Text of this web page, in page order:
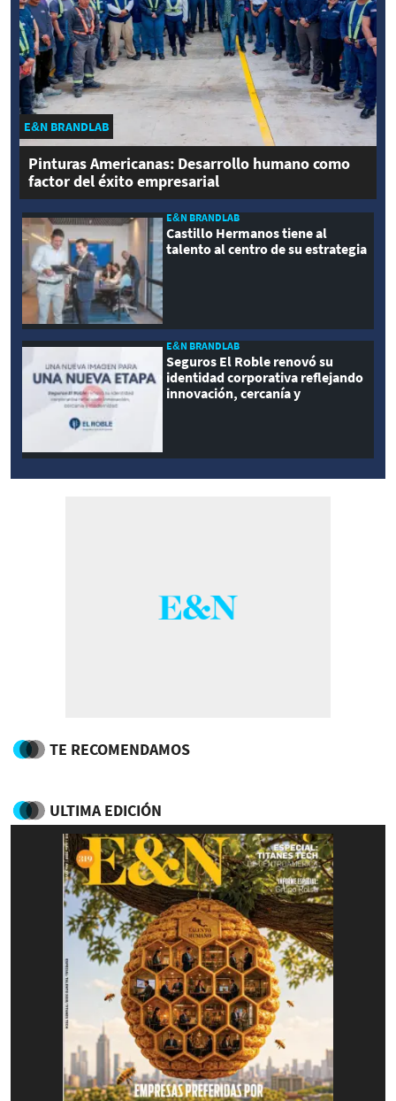
E&N BRANDLAB
Pinturas Americanas: Desarrollo humano como
factor del éxito empresarial
E&N BRANDLAB
Castillo Hermanos tiene al
talento al centro de su estrategia
E&N BRANDLAB
Seguros El Roble renovó su
identidad corporativa reflejando
innovación, cercanía y
TE RECOMENDAMOS
ULTIMA EDICIÓN